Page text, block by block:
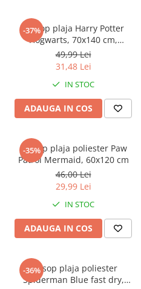
-37%
Prosop plaja Harry Potter
Hogwarts, 70x140 cm,
microfibra, fast dry
49,99 Lei
31,48 Lei
IN STOC
ADAUGA IN COS
-35%
Prosop plaja poliester Paw
Patrol Mermaid, 60x120 cm
46,00 Lei
29,99 Lei
IN STOC
ADAUGA IN COS
-36%
Prosop plaja poliester
Spiderman Blue fast dry,